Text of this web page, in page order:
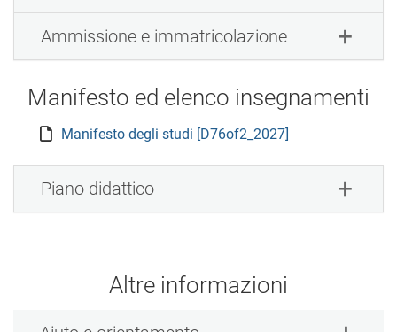
Ammissione e immatricolazione
Manifesto ed elenco insegnamenti
Manifesto degli studi [D76of2_2027]
Piano didattico
Altre informazioni